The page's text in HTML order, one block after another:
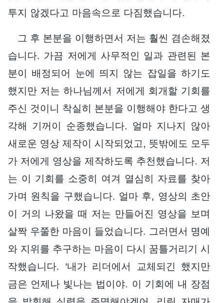
투지 않겠다고 마음속으로 다짐했습니다.
그 후 본분을 이행하면서 저는 훨씬 겸손해졌
습니다. 가끔 저에게 사무적인 일과 관련된 본
분이 배정되어 눈에 띄지 않는 잡일을 하기도
했지만 저는 하나님께서 저에게 회개할 기회를
주신 것이니 착실히 본분을 이행해야 한다고 생
각해 기꺼이 순종했습니다. 얼마 지나지 않아
새로운 영상 제작이 시작되었고, 뜻밖에도 모두
가 저에게 영상을 제작하도록 추천했습니다. 저
는 이 기회를 소중히 여겨 열심히 자료를 찾아
가며 원칙을 구했습니다. 얼마 후, 영상의 초안
이 거의 나왔을 때 저는 만들어진 영상을 보며
살짝 우쭐한 마음이 들었습니다. 그러면서 명예
와 지위를 추구하는 마음이 다시 꿈틀거리기 시
작했습니다. ‘내가 리더에서 교체되긴 했지만
금은 언제나 빛나는 법이야. 이 기회에 내 장점